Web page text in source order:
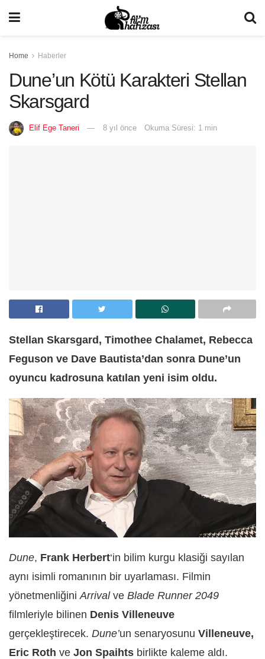
Home Haberler
Dune’un Kötü Karakteri Stellan
Skarsgard
Elif Ege Taneri 8 yıl önce Okuma Süresi: 1 min
Stellan Skarsgard, Timothee Chalamet, Rebecca
Feguson ve Dave Bautista’dan sonra Dune’un
oyuncu kadrosuna katılan yeni isim oldu.
Dune, Frank Herbert‘in bilim kurgu klasiği sayılan
aynı isimli romanının bir uyarlaması. Filmin
yönetmenliğini Arrivalve Blade Runner 2049
filmleriyle bilinen Denis Villeneuve
gerçekleştirecek. Dune’un senaryosunu Villeneuve,
Eric Roth ve Jon Spaihts birlikte kaleme aldı.